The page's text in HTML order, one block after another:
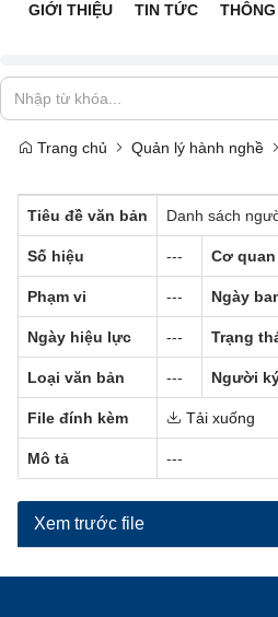
GIỚI THIỆU TIN TỨC
Trang chủ Quản lý hành nghề
Tiêu đề văn bản Danh sách
Số hiệu --- Cơ
Phạm vi --- Ngày
Ngày hiệu lực --- Trạng
Loại văn bản --- Người
File đính kèm Tải xuống
Mô tả ---
Xem trước file